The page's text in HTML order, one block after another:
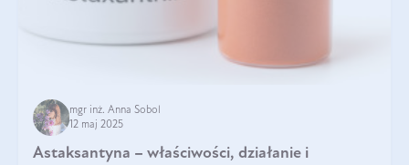
mgr inż. Anna Sobol
12 maj 2025
Astaksantyna – właściwości, działanie i